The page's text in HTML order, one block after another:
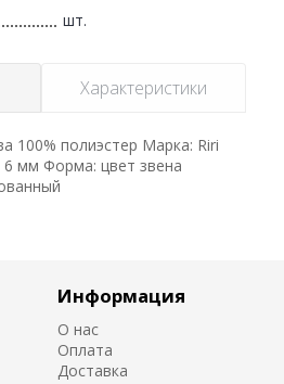
шт.
Характеристики
100% полиэстер Марка: Riri
мм Форма: цвет звена
Информация
О нас
Оплата
Доставка